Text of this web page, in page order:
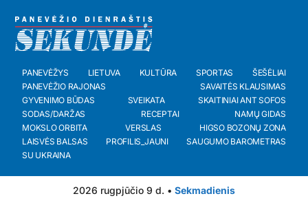
PANEVĖŽYS LIETUVA KULTŪRA SPORTAS
ŠEŠĖLIAI
PANEVĖŽIO RAJONAS
SAVAITĖS KLAUSIMAS
GYVENIMO BŪDAS
SVEIKATA
SKAITINIAI ANT SOFOS
SODAS/DARŽAS
RECEPTAI
NAMŲ GIDAS
MOKSLO ORBITA
VERSLAS
HIGSO BOZONŲ ZONA
LAISVĖS BALSAS
PROFILIS_JAUNI
SAUGUMO BAROMETRAS
SU UKRAINA
2026 rugpjūčio 9 d. • Sekmadienis